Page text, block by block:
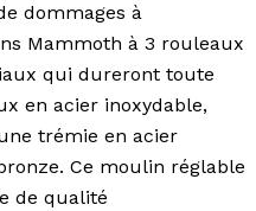
dommages à
Mammoth à 3 rouleaux
qui dureront toute
en acier inoxydable,
trémie en acier
Ce moulin réglable
de qualité